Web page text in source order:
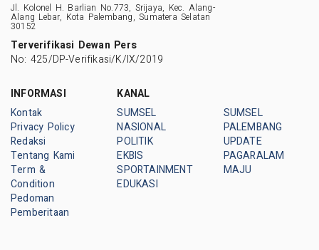
Jl. Kolonel H. Barlian No.773, Srijaya, Kec. Alang-
Alang Lebar, Kota Palembang, Sumatera Selatan
30152
Terverifikasi Dewan Pers
No: 425/DP-Verifikasi/K/IX/2019
INFORMASI
Kontak
Privacy Policy
Redaksi
Tentang Kami
Term &
Condition
Pedoman
Pemberitaan
KANAL
SUMSEL
NASIONAL
POLITIK
EKBIS
SPORTAINMENT
EDUKASI
SUMSEL
PALEMBANG
UPDATE
PAGARALAM
MAJU